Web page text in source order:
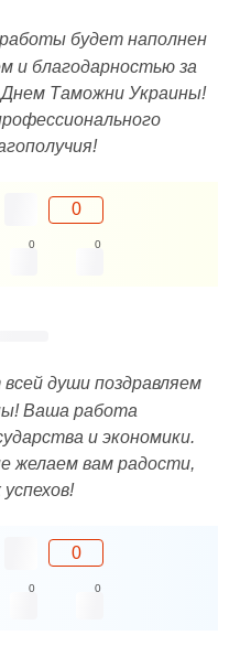
будет наполнен
и благодарностью за
Таможни Украины!
0
0 0
души поздравляем
Ваша работа
и экономики.
желаем вам радости,
0
0 0